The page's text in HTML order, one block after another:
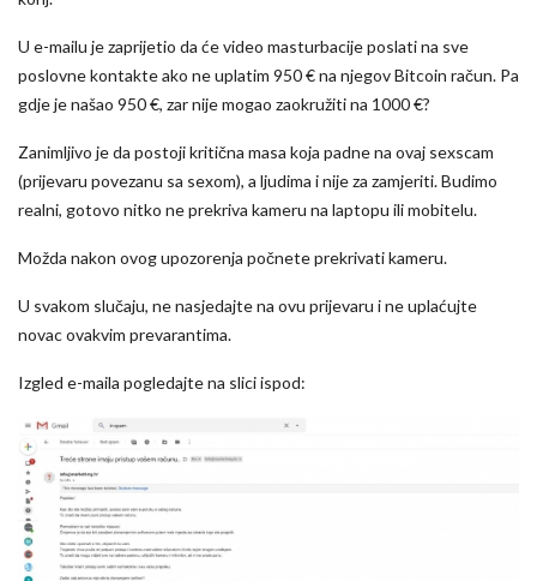
U e-mailu je zaprijetio da će video masturbacije poslati na sve
poslovne kontakte ako ne uplatim 950 € na njegov Bitcoin račun. Pa
gdje je našao 950 €, zar nije mogao zaokružiti na 1000 €?
Zanimljivo je da postoji kritična masa koja padne na ovaj sexscam
(prijevaru povezanu sa sexom), a ljudima i nije za zamjeriti. Budimo
realni, gotovo nitko ne prekriva kameru na laptopu ili mobitelu.
Možda nakon ovog upozorenja počnete prekrivati kameru.
U svakom slučaju, ne nasjedajte na ovu prijevaru i ne uplaćujte
novac ovakvim prevarantima.
Izgled e-maila pogledajte na slici ispod: